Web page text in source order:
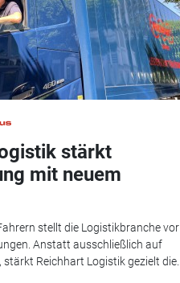
stärkt
mit neuem
stellt die Logistikbranche vor
Anstatt ausschließlich auf
Reichhart Logistik gezielt die...